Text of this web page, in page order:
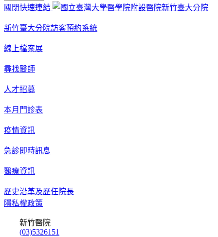
關閉快速連結
新竹臺大分院訪客預約系統
線上檔案展
尋找醫師
人才招募
本月門診表
疫情資訊
急診即時訊息
醫療資訊
歷史沿革及歷任院長
隱私權政策
新竹醫院
(03)5326151